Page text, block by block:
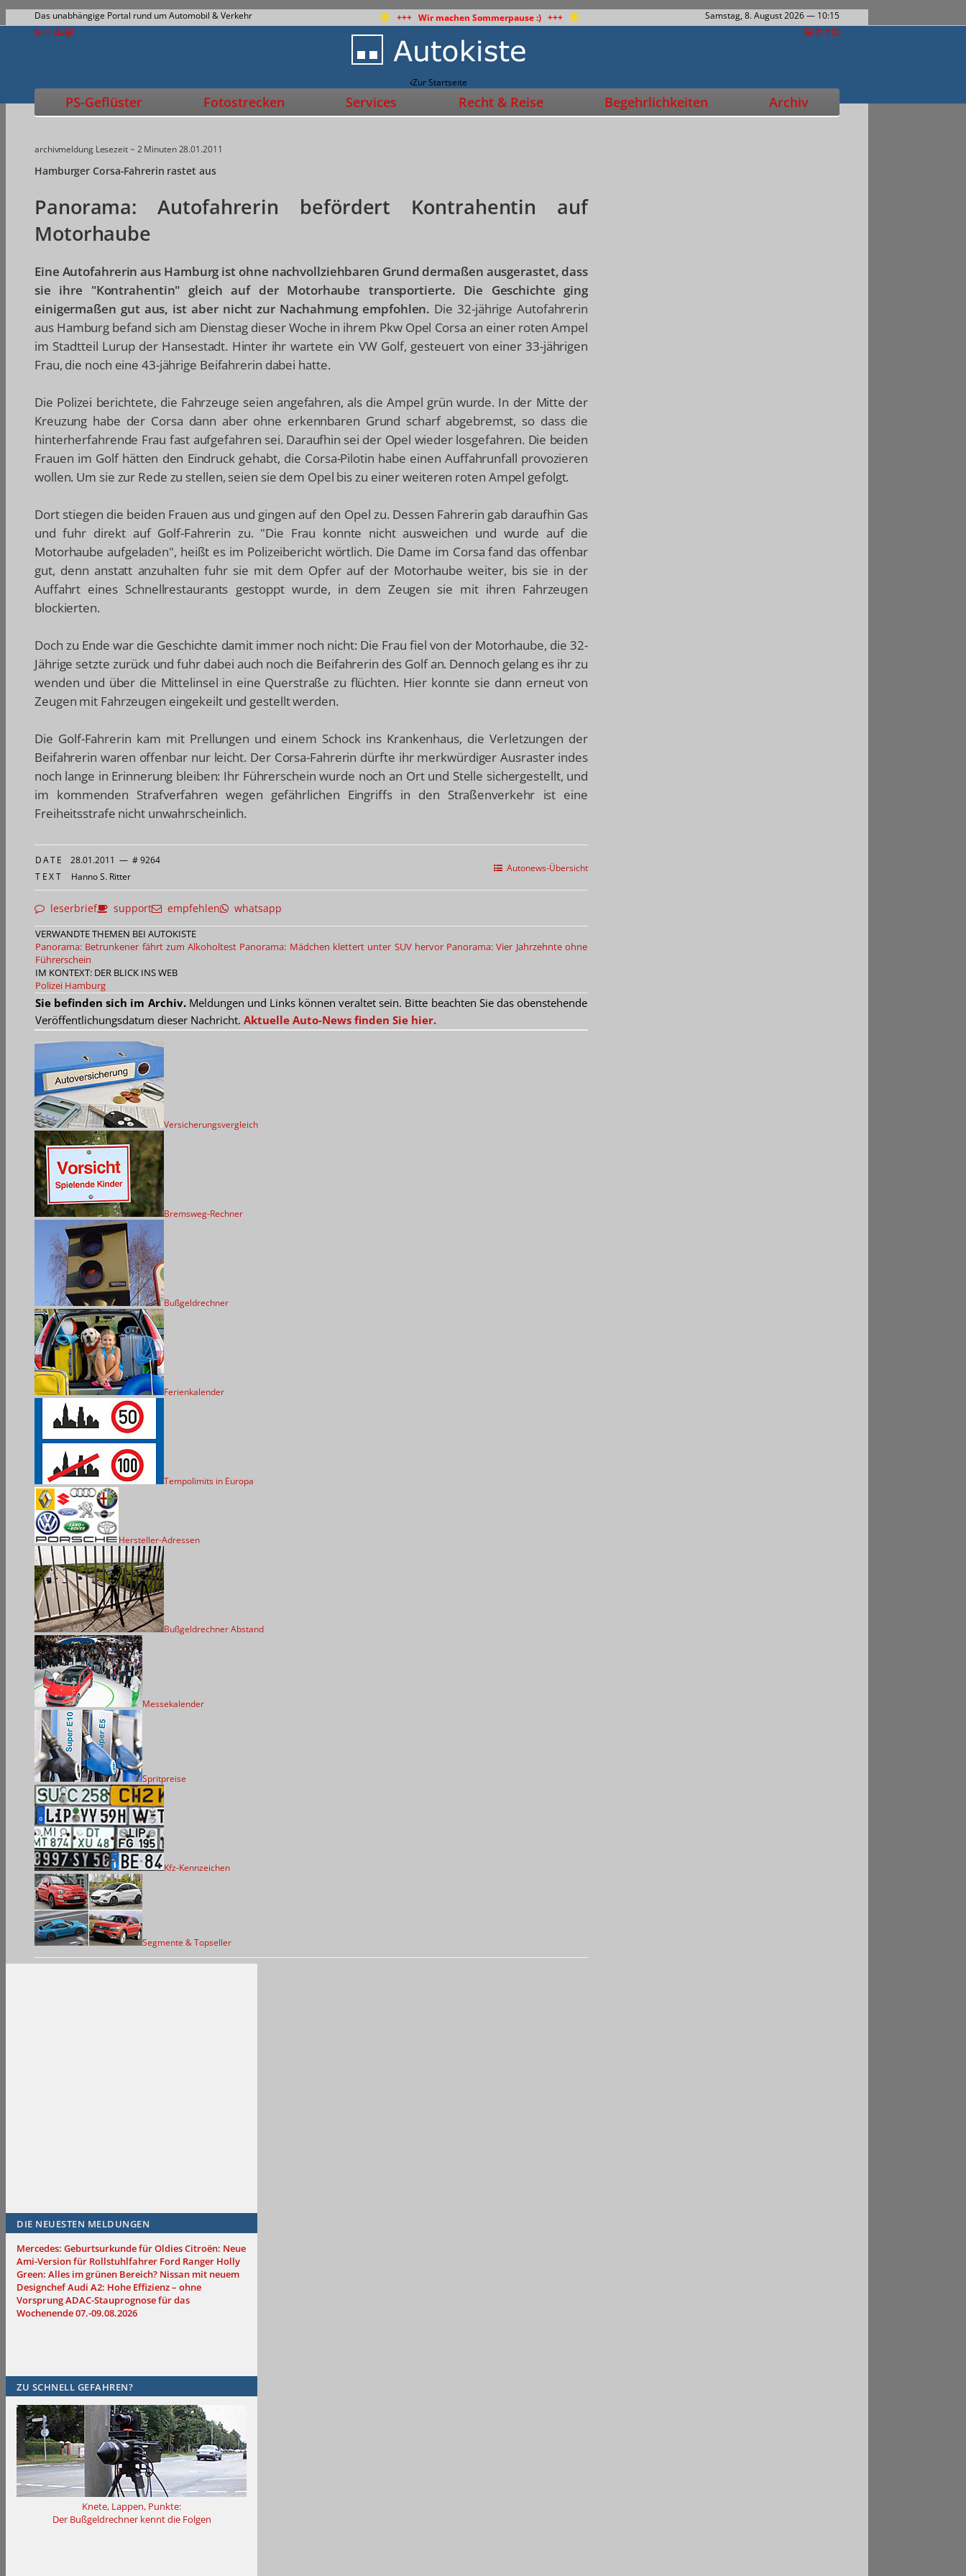
Das unabhängige Portal rund um Automobil & Verkehr +++ Wir machen Sommerpause :) +++ Samstag, 8. August 2026— 10:15
Zur Startseite
PS-Geflüster Fotostrecken Services Recht & Reise Begehrlichkeiten Archiv
archivmeldung Lesezeit ~ 2 Minuten28.01.2011
Hamburger Corsa-Fahrerin rastet aus
Panorama: Autofahrerin befördert Kontrahentin auf
Motorhaube
Eine Autofahrerin aus Hamburg ist ohne nachvollziehbaren Grund dermaßen ausgerastet, dass
sie ihre "Kontrahentin" gleich auf der Motorhaube transportierte. Die Geschichte ging
einigermaßen gut aus, ist aber nicht zur Nachahmung empfohlen. Die 32-jährige Autofahrerin
aus Hamburg befand sich am Dienstag dieser Woche in ihrem Pkw Opel Corsa an einer roten Ampel
im Stadtteil Lurup der Hansestadt. Hinter ihr wartete ein VW Golf, gesteuert von einer 33-jährigen
Frau, die noch eine 43-jährige Beifahrerin dabei hatte.
Die Polizei berichtete, die Fahrzeuge seien angefahren, als die Ampel grün wurde. In der Mitte der
Kreuzung habe der Corsa dann aber ohne erkennbaren Grund scharf abgebremst, so dass die
hinterherfahrende Frau fast aufgefahren sei. Daraufhin sei der Opel wieder losgefahren. Die beiden
Frauen im Golf hätten den Eindruck gehabt, die Corsa-Pilotin habe einen Auffahrunfall provozieren
wollen. Um sie zur Rede zu stellen, seien sie dem Opel bis zu einer weiteren roten Ampel gefolgt.
Dort stiegen die beiden Frauen aus und gingen auf den Opel zu. Dessen Fahrerin gab daraufhin Gas
und fuhr direkt auf Golf-Fahrerin zu. "Die Frau konnte nicht ausweichen und wurde auf die
Motorhaube aufgeladen", heißt es im Polizeibericht wörtlich. Die Dame im Corsa fand das offenbar
gut, denn anstatt anzuhalten fuhr sie mit dem Opfer auf der Motorhaube weiter, bis sie in der
Auffahrt eines Schnellrestaurants gestoppt wurde, in dem Zeugen sie mit ihren Fahrzeugen
blockierten.
Doch zu Ende war die Geschichte damit immer noch nicht: Die Frau fiel von der Motorhaube, die 32-
Jährige setzte zurück und fuhr dabei auch noch die Beifahrerin des Golf an. Dennoch gelang es ihr zu
wenden und über die Mittelinsel in eine Querstraße zu flüchten. Hier konnte sie dann erneut von
Zeugen mit Fahrzeugen eingekeilt und gestellt werden.
Die Golf-Fahrerin kam mit Prellungen und einem Schock ins Krankenhaus, die Verletzungen der
Beifahrerin waren offenbar nur leicht. Der Corsa-Fahrerin dürfte ihr merkwürdiger Ausraster indes
noch lange in Erinnerung bleiben: Ihr Führerschein wurde noch an Ort und Stelle sichergestellt, und
im kommenden Strafverfahren wegen gefährlichen Eingriffs in den Straßenverkehr ist eine
Freiheitsstrafe nicht unwahrscheinlich.
Autonews-Übersicht
DATE 28.01.2011 — # 9264
TEXT Hanno S. Ritter
leserbrief support empfehlen whatsapp
VERWANDTE THEMEN BEI AUTOKISTE
Panorama: Betrunkener fährt zum Alkoholtest Panorama: Mädchen klettert unter SUV hervor Panorama: Vier Jahrzehnte ohne
Führerschein
IM KONTEXT: DER BLICK INS WEB
Polizei Hamburg
Sie befinden sich im Archiv.Meldungen und Links können veraltet sein. Bitte beachten Sie das obenstehende
Veröffentlichungsdatum dieser Nachricht. Aktuelle Auto-News finden Sie hier.
Versicherungsvergleich
Bremsweg-Rechner
Bußgeldrechner
Ferienkalender
Tempolimits in Europa
Hersteller-Adressen
Bußgeldrechner Abstand
Messekalender
Spritpreise
Kfz-Kennzeichen
Segmente & Topseller
DIE NEUESTEN MELDUNGEN
Mercedes: Geburtsurkunde für OldiesCitroën: Neue
Ami-Version für Rollstuhlfahrer Ford Ranger Holly
Green: Alles im grünen Bereich? Nissan mit neuem
DesignchefAudi A2: Hohe Effizienz – ohne
VorsprungADAC-Stauprognose für das
Wochenende 07.-09.08.2026
ZU SCHNELL GEFAHREN?
Knete, Lappen, Punkte:
Der Bußgeldrechner kennt die Folgen